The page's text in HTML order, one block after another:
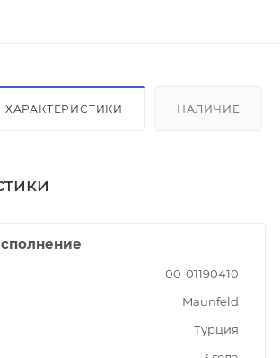
НАЛИЧИЕ
00-01190410
Maunfeld
Турция